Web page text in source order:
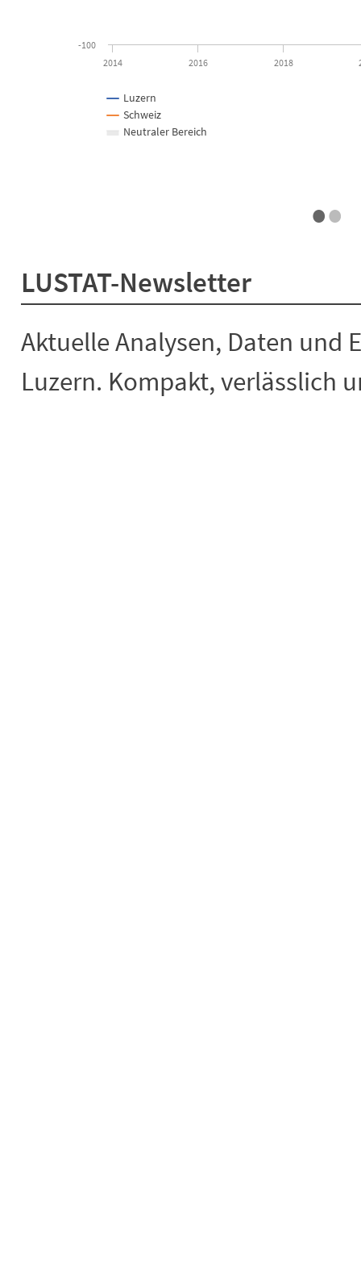
Luzern
Schweiz
Neutraler Bereich
2014 2016 2018
-100
••
LUSTAT-Newsletter
Aktuelle Analysen, Daten und
Luzern. Kompakt, verlässlich